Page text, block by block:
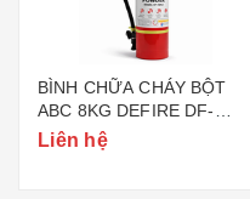
BÌNH CHỮA CHÁY BỘT
ABC 8KG DEFIRE DF-
ABC8 (BỘ CÔNG AN)
Liên hệ